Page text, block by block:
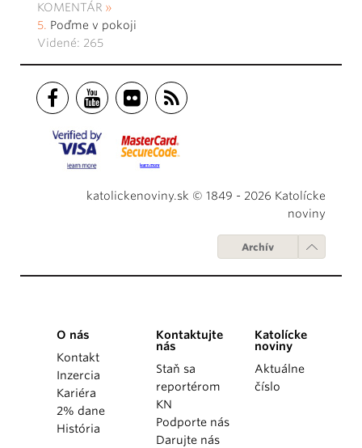
KOMENTÁR
Poďme v pokoji
Videné: 265
katolickenoviny.sk © 1849 - 2026 Katolícke
noviny
Archív
O nás
Kontakt
Inzercia
Kariéra
2% dane
História
Kontaktujte
nás
Staň sa
reportérom
KN
Podporte nás
Darujte nás
Katolícke
noviny
Aktuálne
číslo